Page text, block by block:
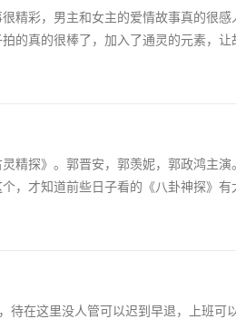
精彩，男主和女主的爱情故事真的很
的真的很棒了，加入了通灵的元素，
精探》。郭晋安，郭羡妮，郭政鸿主
，才知道前些日子看的《八卦神探》
在这里没人管可以迟到早退，上班可